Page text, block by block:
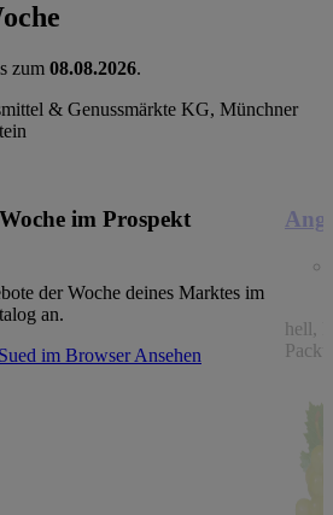
zum 08.08.2026.
& Genussmärkte KG, Münchner
im Prospekt
der Woche deines Marktes im
an.
im BrowserAnsehen
hell,